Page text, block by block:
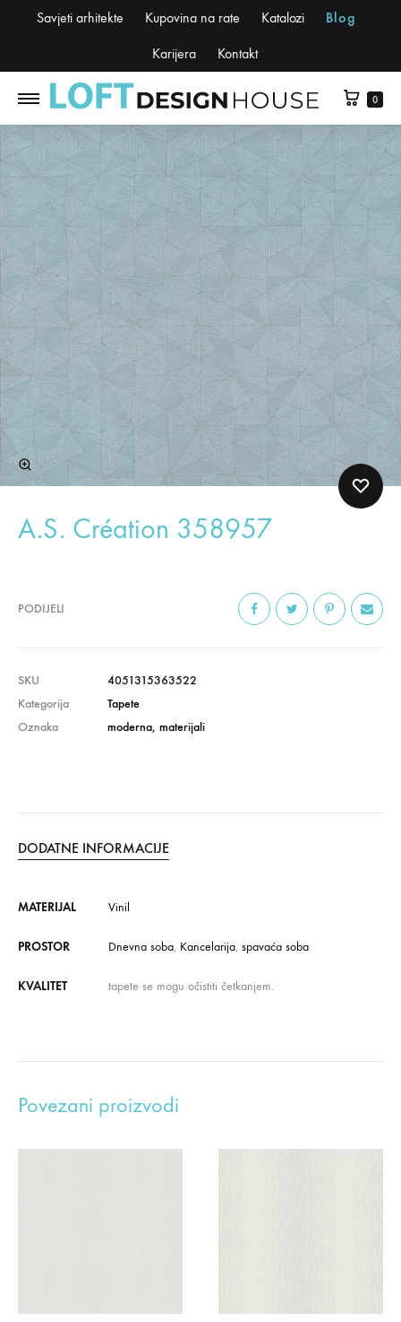
Savjeti arhitekte Kupovina na rate Katalozi Blog
Karijera Kontakt
0
A.S. Création 358957
PODIJELI
SKU
4051315363522
Kategorija
Tapete
Oznaka
moderna, materijali
DODATNE INFORMACIJE
MATERIJAL Vinil
PROSTOR Dnevna soba, Kancelarija, spavaća soba
KVALITET tapete se mogu očistiti četkanjem.
Povezani proizvodi